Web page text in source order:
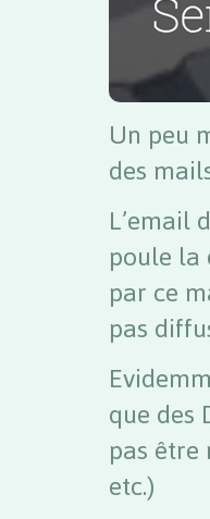
Un peu
des
L’email
poule la
par ce
pas
que des
pas être
etc.)